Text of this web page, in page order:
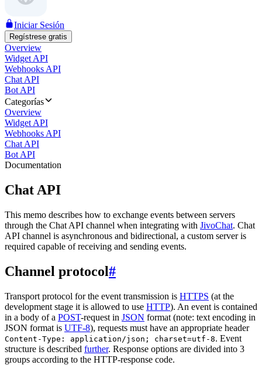
Iniciar Sesión
Regístrese gratis
Overview
Widget API
Webhooks API
Chat API
Bot API
Categorías
Overview
Widget API
Webhooks API
Chat API
Bot API
Documentation
Chat API
This memo describes how to exchange events between servers
through the Chat API channel when integrating with JivoChat. Chat
API channel is asynchronous and bidirectional, a custom server is
required capable of receiving and sending events.
Channel protocol#
Transport protocol for the event transmission is HTTPS (at the
development stage it is allowed to use HTTP). An event is contained
in a body of a POST-request in JSON format (note: text encoding in
JSON format is UTF-8), requests must have an appropriate header
Content-Type: application/json; charset=utf-8. Event
structure is described further. Response options are divided into 3
groups according to the HTTP-response code.